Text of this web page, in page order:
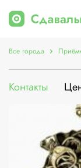
Все города
Контакты